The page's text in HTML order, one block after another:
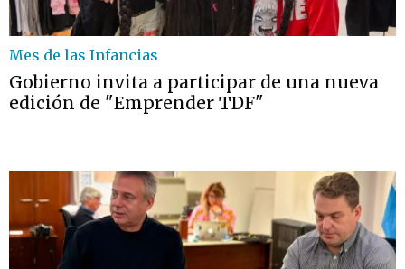
Mes de las Infancias
Gobierno invita a participar de una nueva
edición de "Emprender TDF"